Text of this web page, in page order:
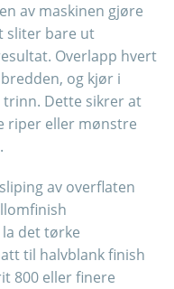
av maskinen gjøre
sliter bare ut
Overlapp hvert
og kjør i
Dette sikrer at
riper eller mønstre
av overflaten
det tørke
til halvblank finish
800 eller finere